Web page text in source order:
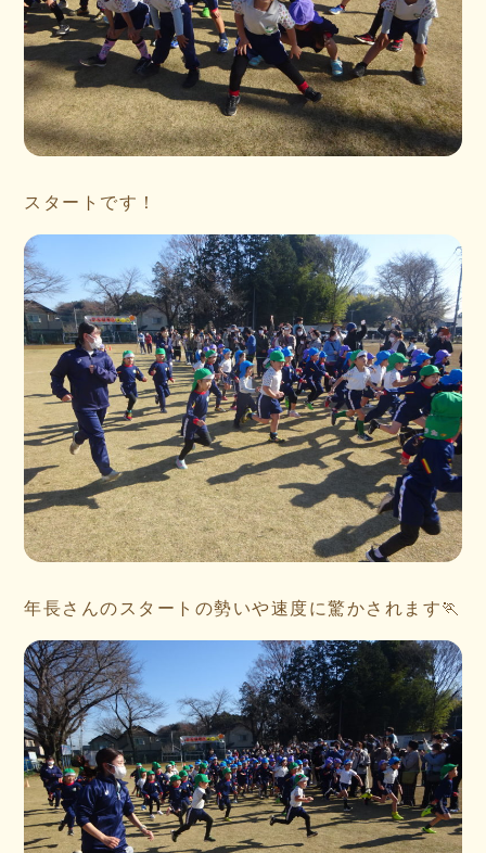
スタートです！
年長さんのスタートの勢いや速度に驚かされます🏃